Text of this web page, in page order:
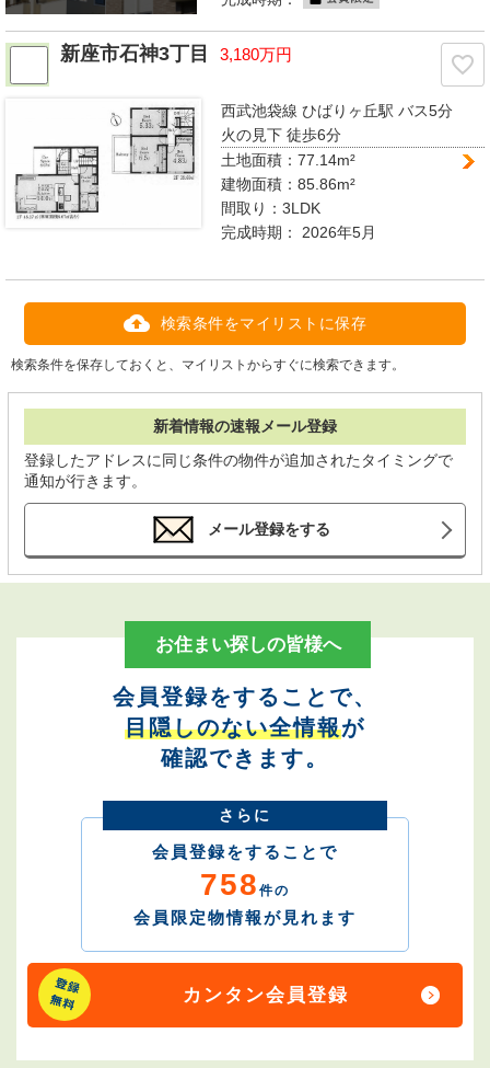
新座市石神3丁目 3,180万円
西武池袋線 ひばりヶ丘駅バス5分
火の見下 徒歩6分
土地面積：77.14m²
建物面積：85.86m²
間取り：3LDK
完成時期： 2026年5月
検索条件をマイリストに保存
検索条件を保存しておくと、マイリストからすぐに検索できます。
新着情報の速報メール登録
登録したアドレスに同じ条件の物件が追加されたタイミングで
通知が行きます。
メール登録をする
お住まい探しの皆様へ
会員登録をすることで、
目隠しのない全情報が
確認できます。
さらに
会員登録をすることで
758 件の
会員限定物情報が見れます
カンタン会員登録